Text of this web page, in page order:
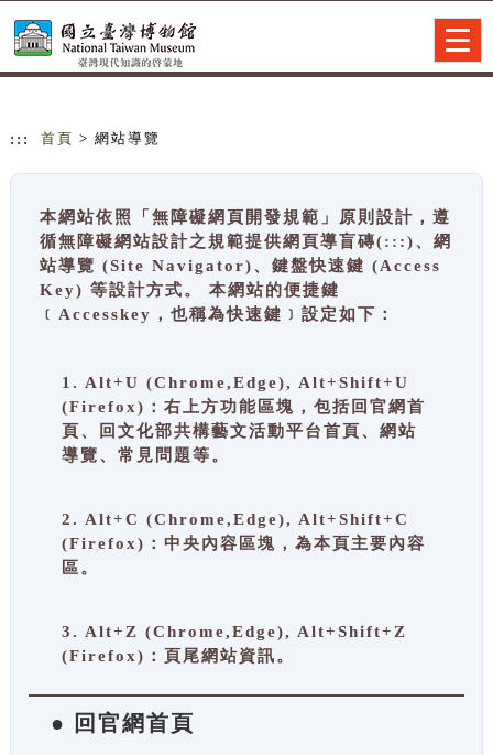
::: 首頁 > 網站導覽
本網站依照「無障礙網頁開發規範」原則設計，遵
循無障礙網站設計之規範提供網頁導盲磚(:::)、網
站導覽 (Site Navigator)、鍵盤快速鍵 (Access
Key) 等設計方式。 本網站的便捷鍵
﹝Accesskey，也稱為快速鍵﹞設定如下：
1. Alt+U (Chrome,Edge), Alt+Shift+U
(Firefox)：右上方功能區塊，包括回官網首
頁、回文化部共構藝文活動平台首頁、網站
導覽、常見問題等。
2. Alt+C (Chrome,Edge), Alt+Shift+C
(Firefox)：中央內容區塊，為本頁主要內容
區。
3. Alt+Z (Chrome,Edge), Alt+Shift+Z
(Firefox)：頁尾網站資訊。
● 回官網首頁